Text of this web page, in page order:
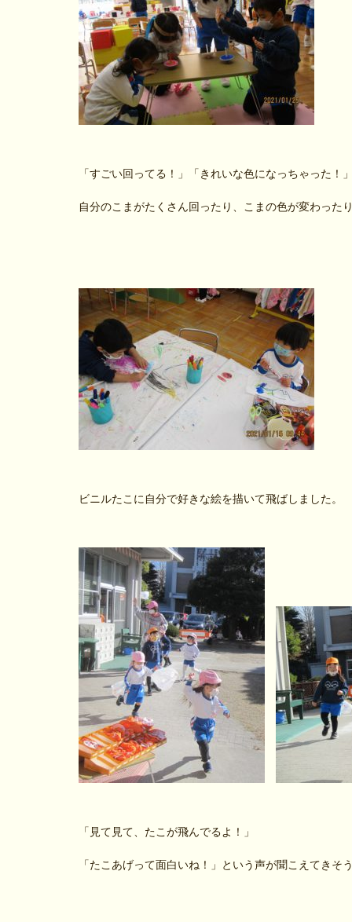
「すごい回ってる！」「きれいな色になっちゃった！
自分のこまがたくさん回ったり、こまの色が変わった
ビニルたこに自分で好きな絵を描いて飛ばしました。
「見て見て、たこが飛んでるよ！」
「たこあげって面白いね！」という声が聞こえてきそ